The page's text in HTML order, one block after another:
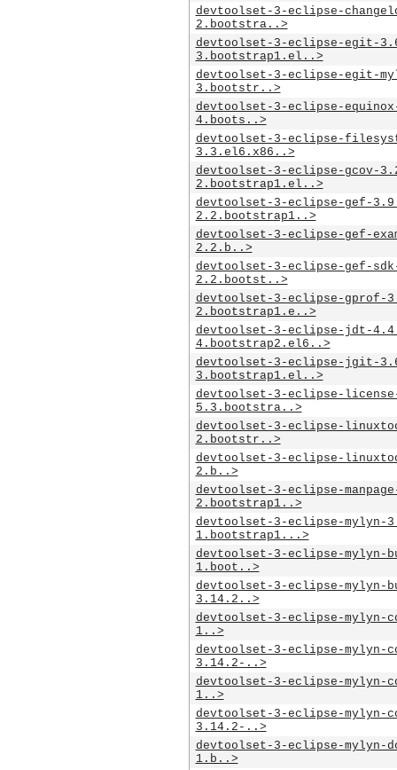
devtoolset-3-eclipse-
2.bootstra..>
devtoolset-3-eclipse-egit-
3.bootstrap1.el..>
devtoolset-3-eclipse-egit-
3.bootstr..>
devtoolset-3-eclipse-
4.boots..>
devtoolset-3-eclipse-
3.3.el6.x86..>
devtoolset-3-eclipse-gcov-
2.bootstrap1.el..>
devtoolset-3-eclipse-gef-
2.2.bootstrap1..>
devtoolset-3-eclipse-gef-
2.2.b..>
devtoolset-3-eclipse-gef-
2.2.bootst..>
devtoolset-3-eclipse-gprof-
2.bootstrap1.e..>
devtoolset-3-eclipse-jdt-
4.bootstrap2.el6..>
devtoolset-3-eclipse-jgit-
3.bootstrap1.el..>
devtoolset-3-eclipse-
5.3.bootstra..>
devtoolset-3-eclipse-
2.bootstr..>
devtoolset-3-eclipse-
2.b..>
devtoolset-3-eclipse-
2.bootstrap1..>
devtoolset-3-eclipse-mylyn-
1.bootstrap1...>
devtoolset-3-eclipse-mylyn-
1.boot..>
devtoolset-3-eclipse-mylyn-
3.14.2..>
devtoolset-3-eclipse-mylyn-
1..>
devtoolset-3-eclipse-mylyn-
3.14.2-..>
devtoolset-3-eclipse-mylyn-
1..>
devtoolset-3-eclipse-mylyn-
3.14.2-..>
devtoolset-3-eclipse-mylyn-
1.b..>